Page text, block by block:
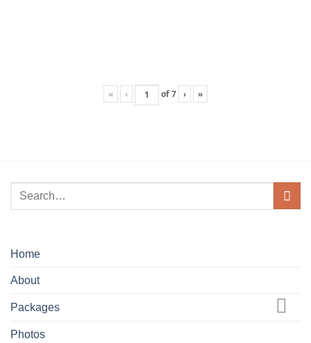
« ‹ of7 › »
Home
About
Packages
Photos